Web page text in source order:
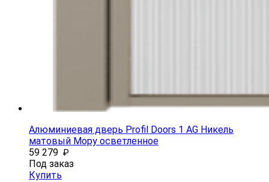
Алюминиевая дверь Profil Doors 1 AG Никель
матовый Мору осветленное
59 279 ₽
Под заказ
Купить